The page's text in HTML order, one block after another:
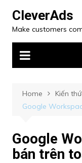
CleverAds
Make customers
Home
Kiến
Google
Google
bán trên